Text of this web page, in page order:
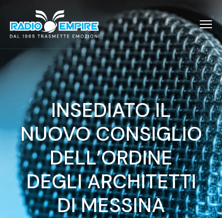
INSEDIATO IL
NUOVO CONSIGLIO
DELL’ORDINE
DEGLI ARCHITETTI
DI MESSINA